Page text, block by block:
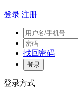
登录 注册
找回密码
登录方式